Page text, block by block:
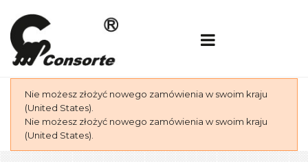
Nie możesz złożyć nowego zamówienia w swoim kraju
(United States).
Nie możesz złożyć nowego zamówienia w swoim kraju
(United States).